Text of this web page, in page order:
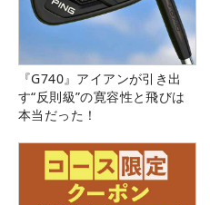
『G740』アイアンが引き出
す“反則級”の寛容性と飛びは
本当だった！